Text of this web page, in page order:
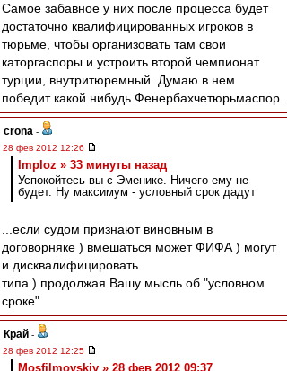
Самое забавное у них после процесса будет
достаточно квалифицированных игроков в
тюрьме, чтобы организовать там свои
каторгаспоры и устроить второй чемпионат
турции, внутритюремный. Думаю в нем
победит какой нибудь Фенербахчетюрьмаспор.
crona -
28 фев 2012 12:26
Imploz » 33 минуты назад
Успокойтесь вы с Эменике. Ничего ему не
будет. Ну максимум - условный срок дадут
...если судом признают виновным в
договорняке ) вмешаться может ФИФА ) могут
и дисквалифицировать
типа ) продолжая Вашу мысль об "условном
сроке"
Край -
28 фев 2012 12:25
Mosfilmovskiy » 28 фев 2012 09:37